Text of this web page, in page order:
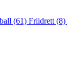
(61) Friidrett (8)